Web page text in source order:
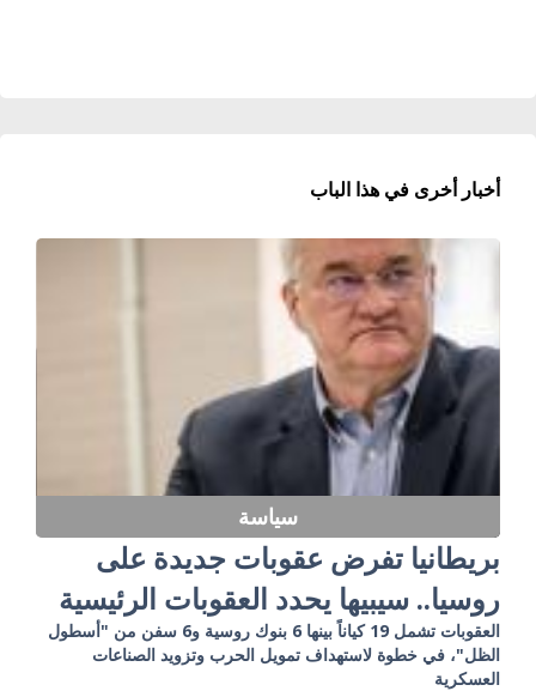
أخبار أخرى في هذا الباب
سياسة
بريطانيا تفرض عقوبات جديدة على
روسيا.. سيبيها يحدد العقوبات الرئيسية
العقوبات تشمل 19 كياناً بينها 6 بنوك روسية و6 سفن من "أسطول
الظل"، في خطوة لاستهداف تمويل الحرب وتزويد الصناعات
العسكرية